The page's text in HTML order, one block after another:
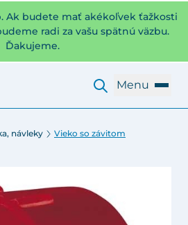
Ak budete mať akékoľvek ťažkosti
radi za vašu spätnú väzbu.
Ďakujeme.
Menu
návleky Vieko so závitom